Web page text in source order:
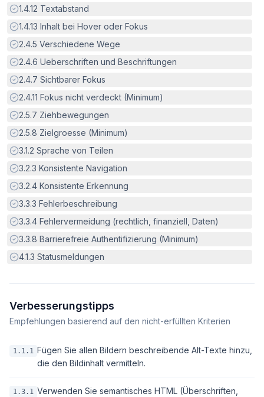
Erfüllt:
1.4.12 Textabstand
Erfüllt:
1.4.13 Inhalt bei Hover oder Fokus
Erfüllt:
2.4.5 Verschiedene Wege
Erfüllt:
2.4.6 Ueberschriften und Beschriftungen
Erfüllt:
2.4.7 Sichtbarer Fokus
Erfüllt:
2.4.11 Fokus nicht verdeckt (Minimum)
Erfüllt:
2.5.7 Ziehbewegungen
Erfüllt:
2.5.8 Zielgroesse (Minimum)
Erfüllt:
3.1.2 Sprache von Teilen
Erfüllt:
3.2.3 Konsistente Navigation
Erfüllt:
3.2.4 Konsistente Erkennung
Erfüllt:
3.3.3 Fehlerbeschreibung
Erfüllt:
3.3.4 Fehlervermeidung (rechtlich, finanziell, Daten)
Erfüllt:
3.3.8 Barrierefreie Authentifizierung (Minimum)
Erfüllt:
4.1.3 Statusmeldungen
Verbesserungstipps
Empfehlungen basierend auf den nicht-erfüllten Kriterien
1.1.1 Fügen Sie allen Bildern beschreibende Alt-Texte hinzu,
die den Bildinhalt vermitteln.
1.3.1 Verwenden Sie semantisches HTML (Überschriften,